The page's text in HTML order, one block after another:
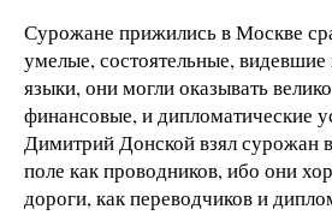
Сурожане прижились в Москве
умелые, состоятельные,
языки, они могли оказывать
финансовые, и дипломатические
Димитрий Донской взял сурожан
поле как проводников, ибо они
дороги, как переводчиков и